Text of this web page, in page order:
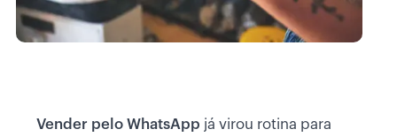
Vender pelo WhatsApp já virou rotina para